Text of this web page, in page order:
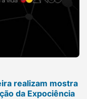
realizam mostra
da Expociência